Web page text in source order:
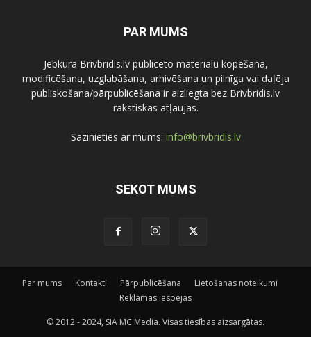
PAR MUMS
Jebkura Brivbridis.lv publicēto materiālu kopēšana,
modificēšana, uzglabāšana, arhivēšana un pilnīga vai daļēja
publiskošana/pārpublicēšana ir aizliegta bez Brivbridis.lv
rakstiskas atļaujas.
Sazinieties ar mums: info@brivbridis.lv
SEKOT MUMS
Par mums Kontakti Pārpublicēšana
Lietošanas noteikumi
Reklāmas iespējas
© 2012 - 2024, SIA MC Media. Visas tiesības aizsargātas.